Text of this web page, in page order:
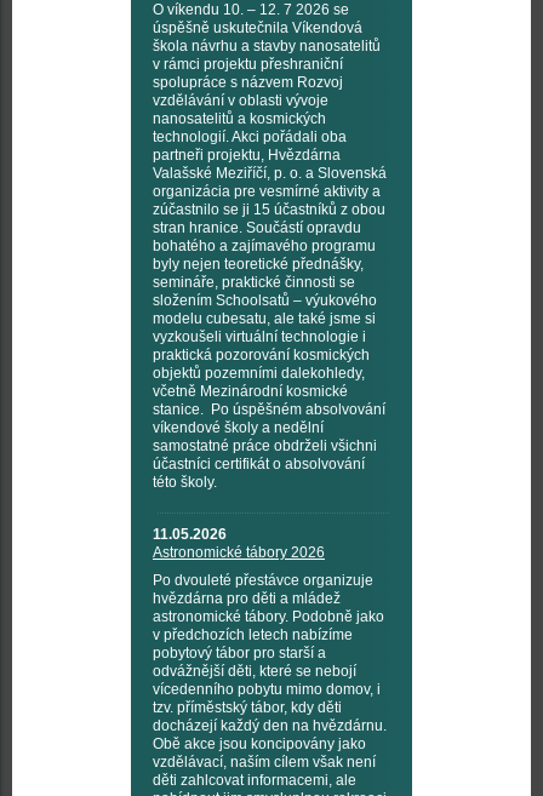
O víkendu 10. – 12. 7 2026 se
úspěšně uskutečnila Víkendová
škola návrhu a stavby nanosatelitů
v rámci projektu přeshraniční
spolupráce s názvem Rozvoj
vzdělávání v oblasti vývoje
nanosatelitů a kosmických
technologií. Akci pořádali oba
partneři projektu, Hvězdárna
Valašské Meziříčí, p. o. a Slovenská
organizácia pre vesmírné aktivity a
zúčastnilo se ji 15 účastníků z obou
stran hranice. Součástí opravdu
bohatého a zajímavého programu
byly nejen teoretické přednášky,
semináře, praktické činnosti se
složením Schoolsatů – výukového
modelu cubesatu, ale také jsme si
vyzkoušeli virtuální technologie i
praktická pozorování kosmických
objektů pozemními dalekohledy,
včetně Mezinárodní kosmické
stanice. Po úspěšném absolvování
víkendové školy a nedělní
samostatné práce obdrželi všichni
účastníci certifikát o absolvování
této školy.
11.05.2026
Astronomické tábory 2026
Po dvouleté přestávce organizuje
hvězdárna pro děti a mládež
astronomické tábory. Podobně jako
v předchozích letech nabízíme
pobytový tábor pro starší a
odvážnější děti, které se nebojí
vícedenního pobytu mimo domov, i
tzv. příměstský tábor, kdy děti
docházejí každý den na hvězdárnu.
Obě akce jsou koncipovány jako
vzdělávací, naším cílem však není
děti zahlcovat informacemi, ale